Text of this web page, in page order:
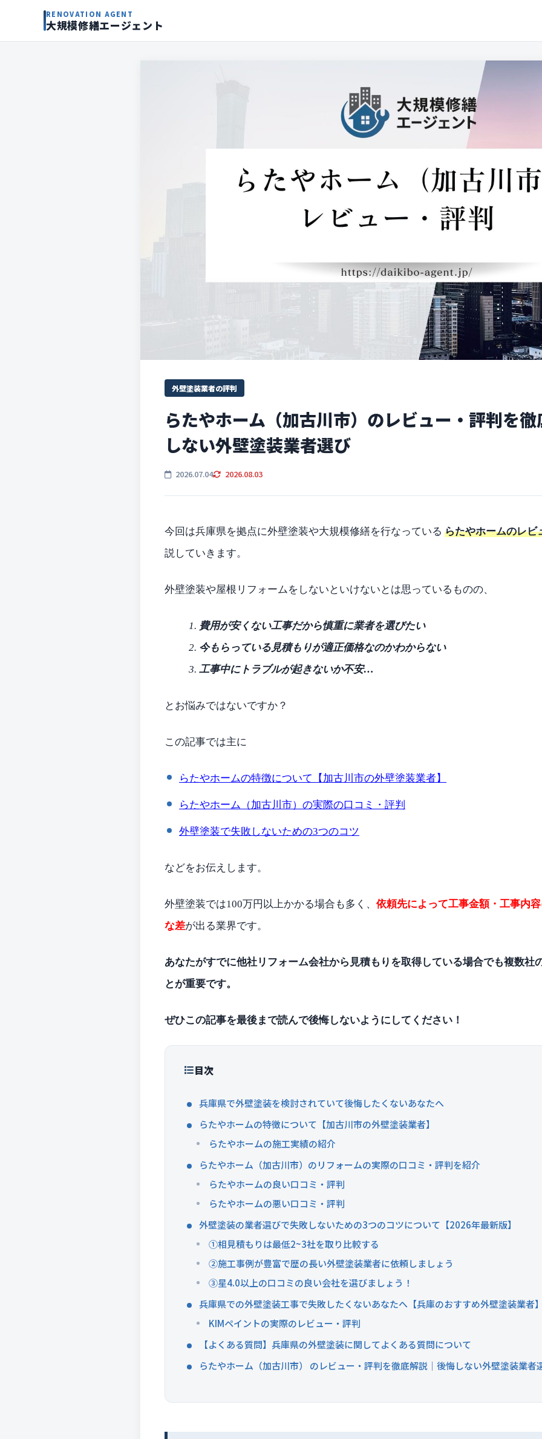
RENOVATION AGENT
大規模修繕エージェント
外壁塗装業者の評判
らたやホーム（加古川市）のレビュー・評判を
しない外壁塗装業者選び
2026.07.04 2026.08.03
今回は兵庫県を拠点に外壁塗装や大規模修繕を行なっている らたやホームのレビ
説していきます。
外壁塗装や屋根リフォームをしないといけないとは思っているものの、
1. 費用が安くない工事だから慎重に業者を選びたい
2. 今もらっている見積もりが適正価格なのかわからない
3. 工事中にトラブルが起きないか不安…
とお悩みではないですか？
この記事では主に
らたやホームの特徴について【加古川市の外壁塗装業者】
らたやホーム（加古川市） の実際の口コミ・評判
外壁塗装で失敗しないための3つのコツ
などをお伝えします。
外壁塗装では100万円以上かかる場合も多く、 依頼先によって工事金額・工事内
な差が出る業界です。
あなたがすでに他社リフォーム会社から見積もりを取得している場合でも複数社
とが重要です。
ぜひこの記事を最後まで読んで後悔しないようにしてください！
目次
兵庫県で外壁塗装を検討されていて後悔したくないあなたへ
らたやホームの特徴について【加古川市の外壁塗装業者】
らたやホームの施工実績の紹介
らたやホーム（加古川市）のリフォームの実際の口コミ・評判を紹介
らたやホームの良い口コミ・評判
らたやホームの悪い口コミ・評判
外壁塗装の業者選びで失敗しないための3つのコツについて【2026年最新版】
①相見積もりは最低2~3社を取り比較する
②施工事例が豊富で歴の長い外壁塗装業者に依頼しましょう
③星4.0以上の口コミの良い会社を選びましょう！
兵庫県での外壁塗装工事で失敗したくないあなたへ【兵庫のおすすめ外壁塗装業者
KIMペイントの実際のレビュー・評判
【よくある質問】兵庫県の外壁塗装に関してよくある質問について
らたやホーム（加古川市） のレビュー・評判を徹底解説｜後悔しない外壁塗装業者